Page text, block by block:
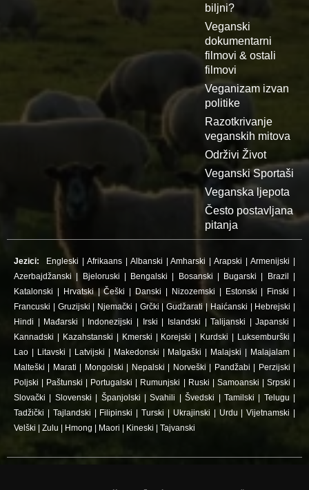
biljni?
Veganski
dokumentarni
filmovi & ostali
filmovi
Veganizam izvan
politike
Razotkrivanje
veganskih mitova
Održivi Život
Veganski Sportaši
Veganska ljepota
Često postavljana
pitanja
Jezici: Engleski Afrikaans| Albanski |Amharski |Arapski |Armenijski
Azerbajdžanski
Bjeloruski Bengalski Bosanski Bugarski Brazil
Katalonski
Hrvatski|Češki Danski Nizozemski Estonski Finski
Francuski
Gruzijski Njemački Grčki |Gudžarati | Haićanski Hebrejski
Hindi
Mađarski Indonezijski Irski Islandski |Talijanski |Japanski
Kannadski
Kazahstanski Kmerski Korejski Kurdski Luksemburški
Lao
Litavski Latvijski Makedonski Malgaški Malajski Malajalam
Malteški
Marati Mongolski Nepalski Norveški Pandžabi Perzijski
Poljski
Paštunski Portugalski Rumunjski Ruski Samoanski Srpski
Slovački
Slovenski Španjolski |Svahili |Švedski Tamilski Telugu
Tadžički
Tajlandski Filipinski |Turski Ukrajinski Urdu |Vijetnamski
Velški
Zulu Hmong Maori Kineski Tajvanski